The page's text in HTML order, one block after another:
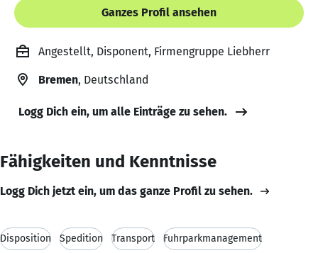
Ganzes Profil ansehen
Angestellt, Disponent, Firmengruppe Liebherr
Bremen, Deutschland
Logg Dich ein, um alle Einträge zu sehen.
Fähigkeiten und Kenntnisse
Logg Dich jetzt ein, um das ganze Profil zu sehen.
Disposition Spedition Transport Fuhrparkmanagement